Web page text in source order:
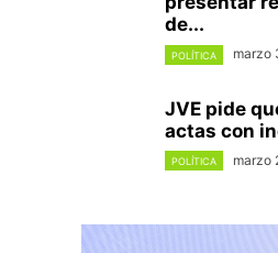
de...
POLÍTICA marzo
JVE pide
actas con
POLÍTICA marzo